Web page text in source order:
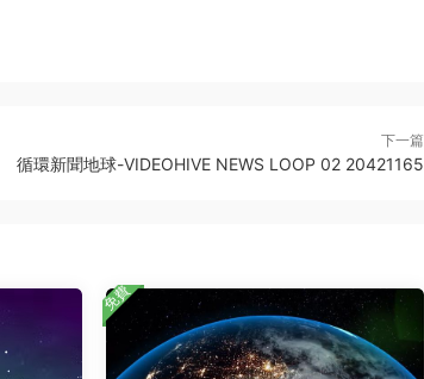
下一篇
循環新聞地球-VIDEOHIVE NEWS LOOP 02 20421165
免費